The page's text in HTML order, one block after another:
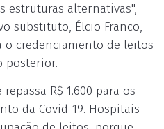
estruturas alternativas",
substituto, Élcio Franco,
o credenciamento de leitos
posterior.
R$ 1.600 para os
da Covid-19. Hospitais